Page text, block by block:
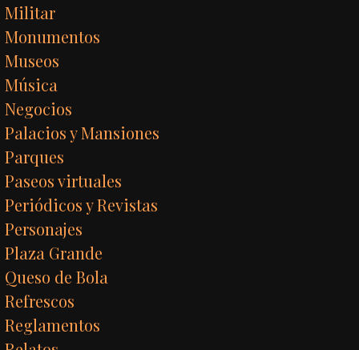
Militar
Monumentos
Museos
Música
Negocios
Palacios y Mansiones
Parques
Paseos virtuales
Periódicos y Revistas
Personajes
Plaza Grande
Queso de Bola
Refrescos
Reglamentos